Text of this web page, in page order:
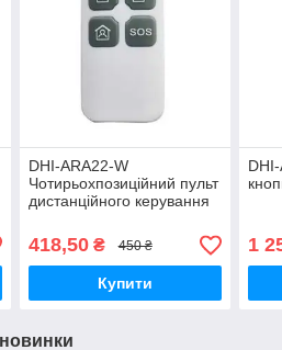
DHI-ARA22-W
Чотирьохпозиційний пульт
дистанційного керування
418,50₴ 450 ₴
Купити
1
новинки